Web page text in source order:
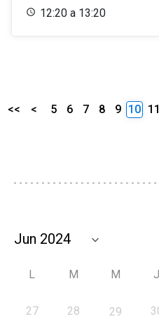
12:20 a 13:20
<< < 5 6 7 8 9 10 11
L M M J
27 28 29